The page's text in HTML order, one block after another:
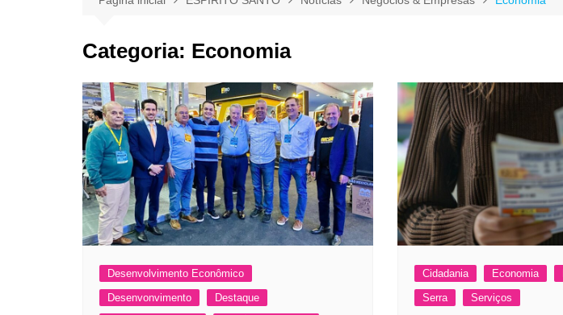
Categoria: Economia
Desenvolvimento Econômico
Desenvonvimento
Destaque
Cidadania Economia
Serra
Serviços